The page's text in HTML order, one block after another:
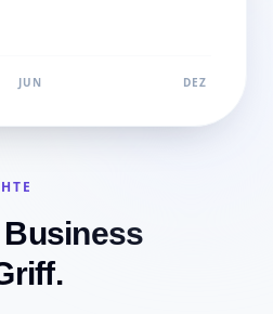
JUN DEZ